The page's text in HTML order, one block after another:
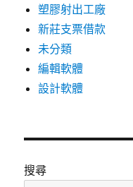
塑膠射出工廠
新莊支票借款
未分類
編輯軟體
設計軟體
搜尋